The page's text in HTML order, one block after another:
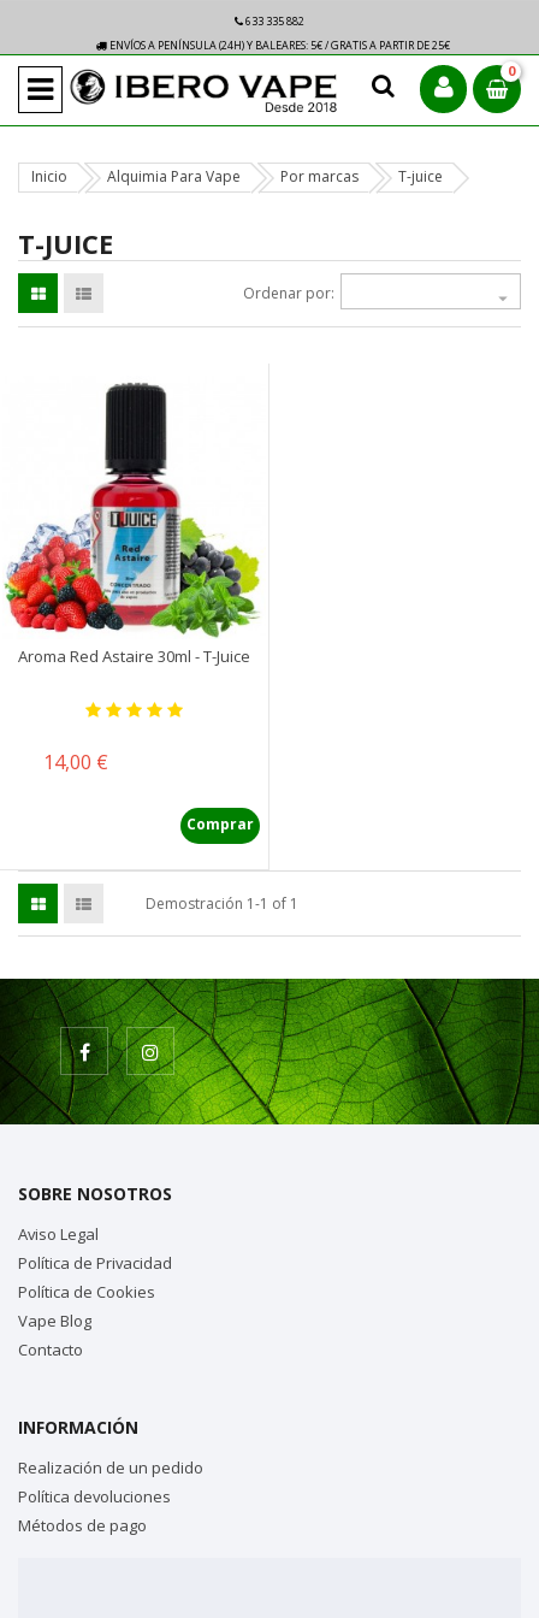
633 335 882
ENVÍOS A PENÍNSULA (24H) Y BALEARES: 5€ / GRATIS A PARTIR DE 25€
0
Inicio Alquimia Para Vape Por marcas T-juice
T-JUICE
Ordenar por: 
Aroma Red Astaire 30ml - T-Juice
Precio
14,00 €
Comprar
Demostración 1-1 of 1
SOBRE NOSOTROS
Aviso Legal
Política de Privacidad
Política de Cookies
Vape Blog
Contacto
INFORMACIÓN
Realización de un pedido
Política devoluciones
Métodos de pago